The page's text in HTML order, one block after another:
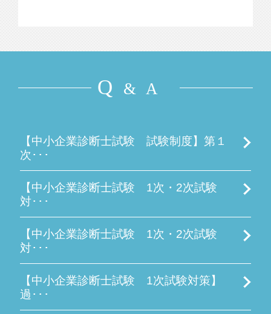
Q & A
【中小企業診断士試験 試験制度】第１
次･･･
【中小企業診断士試験 1次・2次試験
対･･･
【中小企業診断士試験 1次・2次試験
対･･･
【中小企業診断士試験 1次試験対策】
過･･･